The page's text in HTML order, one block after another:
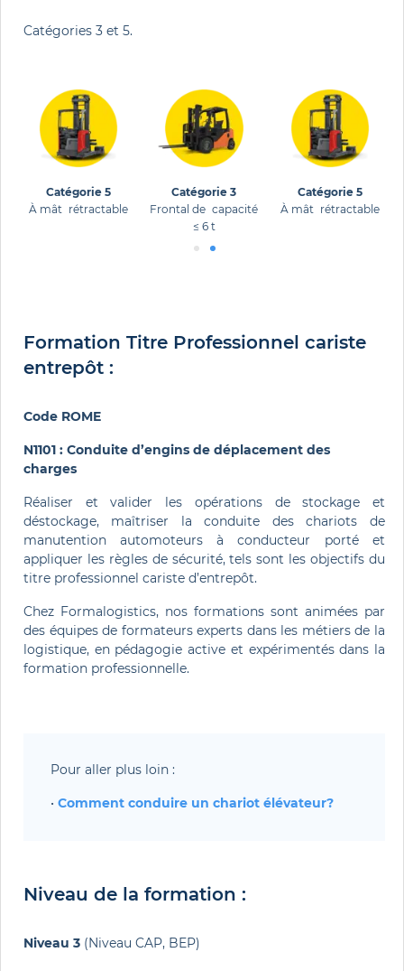
Catégories 3 et 5.
Catégorie 5
À mât rétractable
Catégorie 3
Frontal de capacité
≤ 6 t
Catégorie 5
À mât rétractable
Formation Titre Professionnel cariste
entrepôt :
Code ROME
N1101 : Conduite d’engins de déplacement des
charges
Réaliser et valider les opérations de stockage et
déstockage, maîtriser la conduite des chariots de
manutention automoteurs à conducteur porté et
appliquer les règles de sécurité, tels sont les objectifs du
titre professionnel cariste d’entrepôt.
Chez Formalogistics, nos formations sont animées par
des équipes de formateurs experts dans les métiers de la
logistique, en pédagogie active et expérimentés dans la
formation professionnelle.
• Comment conduire un chariot élévateur?
Niveau de la formation :
Niveau 3 (Niveau CAP, BEP)